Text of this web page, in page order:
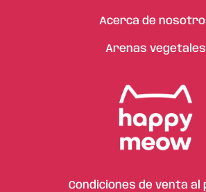
Acerca de
Arenas vegetales
Condiciones de venta al